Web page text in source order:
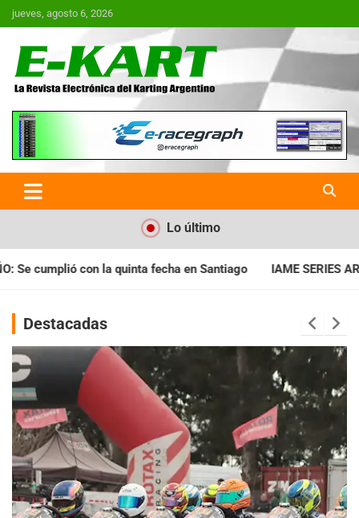
Saltar
al
jueves, agosto 6, 2026
E-Kart.com.ar | La Revista
Electrónica del Karting en
Argentina
Lo último
en Santiago IAME SERIES ARGENTINA: Horarios para la
Destacadas